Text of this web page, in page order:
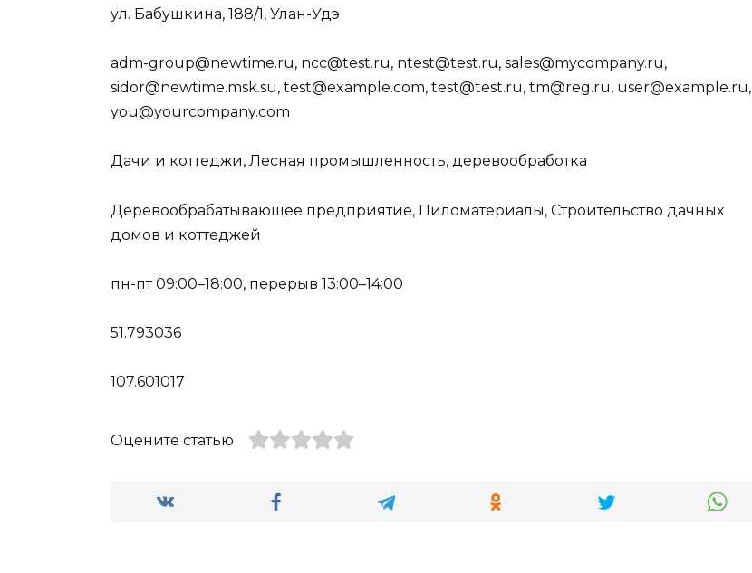
ул. Бабушкина, 188/1, Улан-Удэ
adm-group@newtime.ru, ncc@test.ru, ntest@test.ru, sales@mycompany.ru,
sidor@newtime.msk.su, test@example.com, test@test.ru, tm@reg.ru, user@example.ru,
you@yourcompany.com
Дачи и коттеджи, Лесная промышленность, деревообработка
Деревообрабатывающее предприятие, Пиломатериалы, Строительство дачных
домов и коттеджей
пн-пт 09:00–18:00, перерыв 13:00–14:00
51.793036
107.601017
Оцените статью